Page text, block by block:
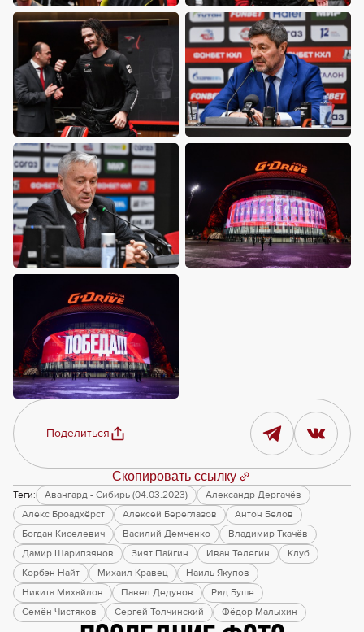
Поделиться
Скопировать ссылку
Теги: Авангард - Сибирь (04.03.2023)
Александр Дергачёв
Алекс Броадхёрст
Алексей Береглазов
Антон Белов
Богдан Киселевич
Василий Демченко
Владимир Ткачёв
Дамир Шарипзянов
Зият Пайгин Иван Телегин
Клуб
Корбэн Найт
Михаил Кравец
Наиль Якупов
Никита Михайлов
Павел Дедунов
Рид Буше
Семён Чистяков
Сергей Толчинский Фёдор Малыхин